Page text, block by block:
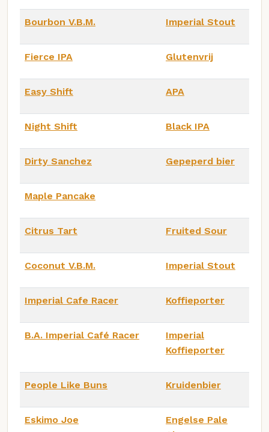
Bourbon V.B.M. Imperial Stout
Fierce IPA Glutenvrij
Easy Shift APA
Night Shift Black IPA
Dirty Sanchez Gepeperd bier
Maple Pancake
Citrus Tart Fruited Sour
Coconut V.B.M. Imperial Stout
Imperial Cafe Racer Koffieporter
B.A. Imperial Café Racer
Imperial
Koffieporter
People Like Buns Kruidenbier
Eskimo Joe
Engelse Pale